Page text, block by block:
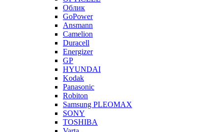
Облик
GoPower
Ansmann
Camelion
Duracell
Energizer
GP
HYUNDAI
Kodak
Panasonic
Robiton
Samsung PLEOMAX
SONY
TOSHIBA